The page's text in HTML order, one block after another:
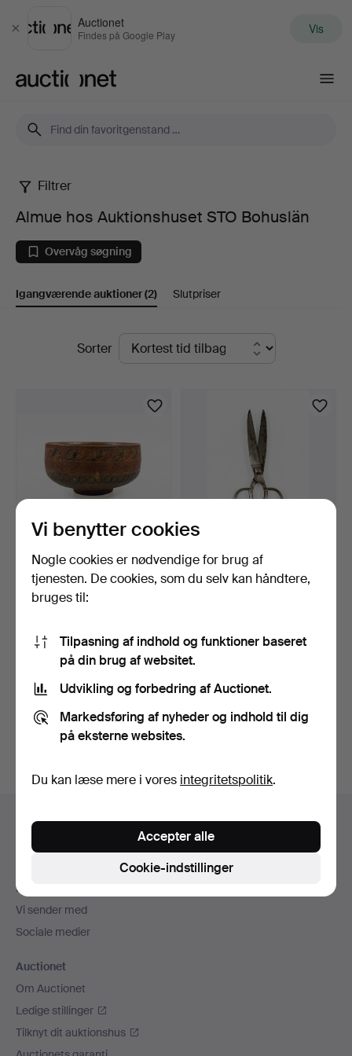
Luk
Auctionet
Findes på Google Play Vis
Almue
hos
Auktionshuset
STO
Bohuslän
Filtrer
Almue hos Auktionshuset STO Bohuslän
Overvåg søgning
Igangværende auktioner(2) Slutpriser
Igangværende
Sorter
ØLBOLE, Almue, Bemalet
træ, 1800-tallet.
7 dage
SAX, Jern, 1800-tallet.
Overvåg søgning
auktioner.
Hjælp og kontaktoplysninger
Kontakt supporten
Betalingsmuligheder
Vi sender med
Sociale medier
Auctionet
Om Auctionet
Ledige stillinger
Tilknyt dit auktionshus
Vi benytter cookies
Nogle cookies er nødvendige for brug af
tjenesten. De cookies, som du selv kan håndtere,
bruges til:
Tilpasning af indhold og funktioner baseret
på din brug af websitet.
Udvikling og forbedring af Auctionet.
Markedsføring af nyheder og indhold til dig
på eksterne websites.
Du kan læse mere i vores integritetspolitik.
Cookie-indstillinger
Accepter alle